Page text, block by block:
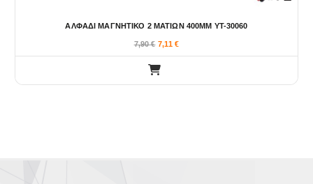
ΑΛΦΑΔΙ ΜΑΓΝΗΤΙΚΟ 2 ΜΑΤΙΩΝ 400ΜΜ YT-30060
7,90€ 7,11€